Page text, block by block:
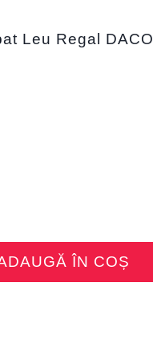
Leu Regal DACO
ÎN COȘ